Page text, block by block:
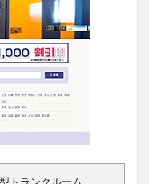
トランクルーム